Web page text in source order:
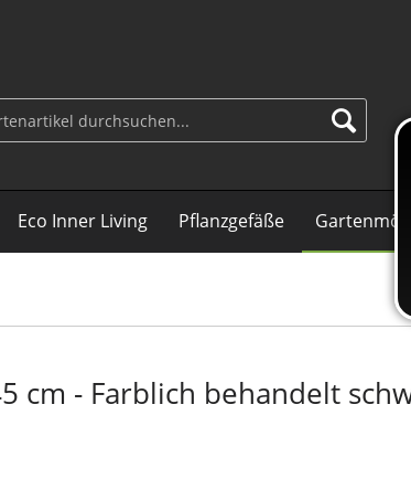
Eco Inner Living Pflanzgefäße
cm - Farblich behandelt